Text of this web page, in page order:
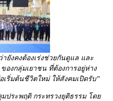
ยังคงต้องเร่งช่วยกันดูแล และ
องกลุ่มเยาชน ที่ต้องการอยู่ห่าง
เริ่มต้นชีวิตใหม่ ให้สังคมเปิดรับ”
ประพฤติ กระทรวงยุติธรรม โดย